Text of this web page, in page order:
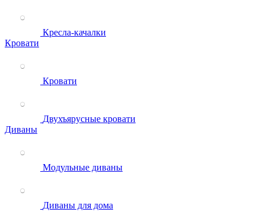
Кресла-качалки
Кровати
Кровати
Двухъярусные кровати
Диваны
Модульные диваны
Диваны для дома